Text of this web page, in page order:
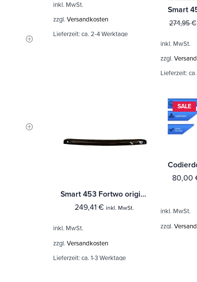
inkl. MwSt.
zzgl. Versandkosten
Lieferzeit: ca. 2-4 Werktage
274,95€
inkl. MwSt.
zzgl.
Lieferzeit:
Smart 453 Fortwo original Brabus 3te Bremsleuchte schwarz / smoke
249,41 € inkl. MwSt.
inkl. MwSt.
zzgl. Versandkosten
Lieferzeit: ca. 1-3 Werktage
SALE
80,00
inkl. MwSt.
zzgl.